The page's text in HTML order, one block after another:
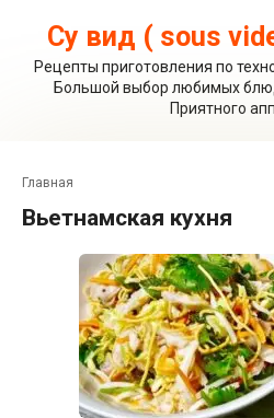
контентуСу вид ( sous
Рецепты приготовления по
Большой выбор любимых
Приятного
Главная
вьетнамская кухня